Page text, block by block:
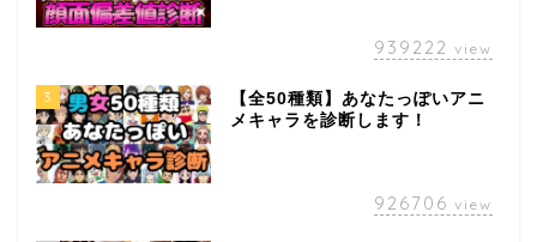
939222 view
3
【全50種類】あなたっぽいアニ
メキャラを診断します！
926706 view